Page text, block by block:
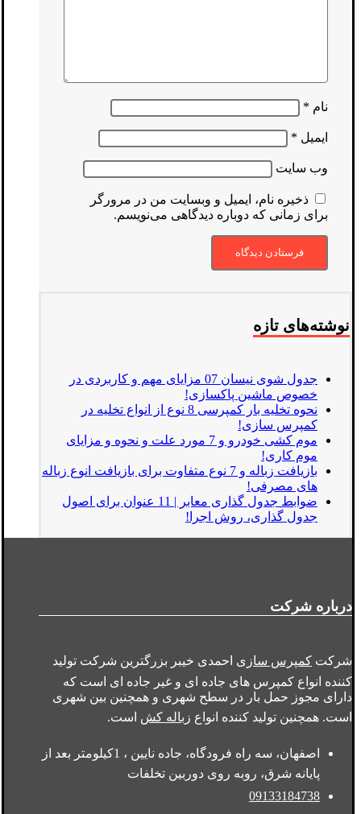
نام *
ایمیل *
وب‌ سایت
ذخیره نام، ایمیل و وبسایت من در مرورگر
برای زمانی که دوباره دیدگاهی می‌نویسم.
نوشته‌های تازه
جدول شوی نیسان 07 مزایای مهم و کاربردی در
خصوص ماشین پاکسازی!
نحوه تخلیه بار کمپرسی 8 نوع از انواع تخلیه در
کمپرس سازی!
موم کشی خودرو و 7 مورد علت و نحوه و مزایای
موم کاری!
بازیافت زباله و 7 نوع متفاوت برای بازیافت انوع زباله
های مصرفی!
ضوابط جدول گذاری معابر | 11 عنوان برای اصول
جدول گذاری، روش اجرا!
درباره شرکت
شرکت کمپرس سازی احمدی خیبر بزرگترین شرکت تولید
کننده انواع کمپرس های جاده ای و غیر جاده ای است که
دارای مجوز حمل بار در سطح شهری و همچنین بین شهری
است. همچنین تولید کننده انواع زباله کش است.
اصفهان، سه راه فرودگاه، جاده نایین ، 1کیلومتر بعد از
پایانه شرق، روبه روی دوربین تخلفات
09133184738